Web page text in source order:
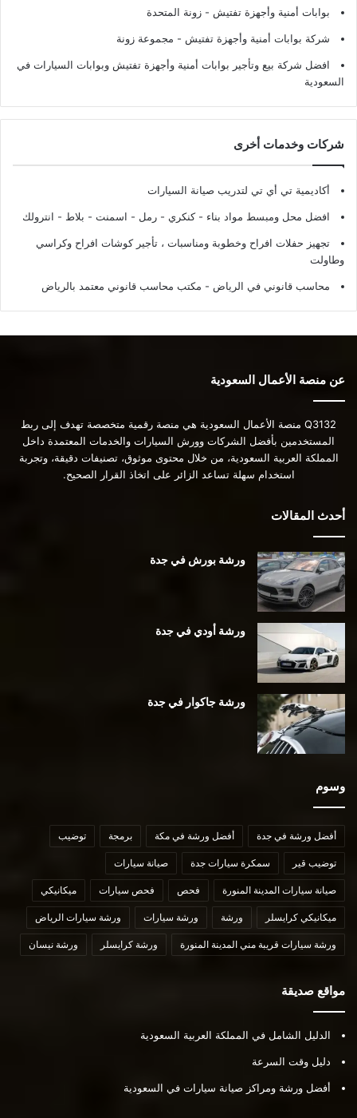
بوابات أمنية وأجهزة تفتيش - زونة المتحدة
شركة بوابات أمنية وأجهزة تفتيش - مجموعة زونة
افضل شركة بيع وتأجير بوابات أمنية وأجهزة تفتيش وبوابات السيارات في
السعودية
شركات وخدمات أخرى
أكاديمية تي أي تي لتدريب صيانة السيارات
افضل محل ومبسط مواد بناء - كنكري - رمل - اسمنت - بلاط - انترولك
تجهيز حفلات افراح وخطوبة ومناسبات ، تأجير كوشات افراح وكراسي
وطاولت
محاسب قانوني في الرياض - مكتب محاسب قانوني معتمد بالرياض
عن منصة الأعمال السعودية
Q3132 منصة الأعمال السعودية هي منصة رقمية متخصصة تهدف إلى ربط
المستخدمين بأفضل الشركات وورش السيارات والخدمات المعتمدة داخل
المملكة العربية السعودية، من خلال محتوى موثوق، تصنيفات دقيقة، وتجربة
استخدام سهلة تساعد الزائر على اتخاذ القرار الصحيح.
أحدث المقالات
ورشة بورش في جدة
ورشة أودي في جدة
ورشة جاكوار في جدة
وسوم
أفضل ورشة في جدة أفضل ورشة في مكة برمجة توضيب
توضيب قير سمكرة سيارات جدة صيانة سيارات
صيانة سيارات المدينة المنورة فحص فحص سيارات ميكانيكي
ميكانيكي كرايسلر ورشة ورشة سيارات ورشة سيارات الرياض
ورشة سيارات قريبة مني المدينة المنورة ورشة كرايسلر ورشة نيسان
مواقع صديقة
الدليل الشامل في المملكة العربية السعودية
دليل وقت السرعة
أفضل ورشة ومراكز صيانة سيارات في السعودية